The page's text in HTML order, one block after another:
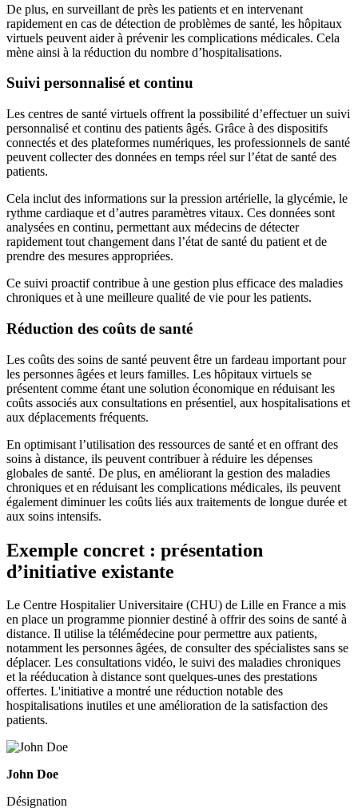
De plus, en surveillant de près les patients et en intervenant
rapidement en cas de détection de problèmes de santé, les hôpitaux
virtuels peuvent aider à prévenir les complications médicales. Cela
mène ainsi à la réduction du nombre d’hospitalisations.
Suivi personnalisé et continu
Les centres de santé virtuels offrent la possibilité d’effectuer un suivi
personnalisé et continu des patients âgés. Grâce à des dispositifs
connectés et des plateformes numériques, les professionnels de santé
peuvent collecter des données en temps réel sur l’état de santé des
patients.
Cela inclut des informations sur la pression artérielle, la glycémie, le
rythme cardiaque et d’autres paramètres vitaux. Ces données sont
analysées en continu, permettant aux médecins de détecter
rapidement tout changement dans l’état de santé du patient et de
prendre des mesures appropriées.
Ce suivi proactif contribue à une gestion plus efficace des maladies
chroniques et à une meilleure qualité de vie pour les patients.
Réduction des coûts de santé
Les coûts des soins de santé peuvent être un fardeau important pour
les personnes âgées et leurs familles. Les hôpitaux virtuels se
présentent comme étant une solution économique en réduisant les
coûts associés aux consultations en présentiel, aux hospitalisations et
aux déplacements fréquents.
En optimisant l’utilisation des ressources de santé et en offrant des
soins à distance, ils peuvent contribuer à réduire les dépenses
globales de santé. De plus, en améliorant la gestion des maladies
chroniques et en réduisant les complications médicales, ils peuvent
également diminuer les coûts liés aux traitements de longue durée et
aux soins intensifs.
Exemple concret : présentation
d’initiative existante
Le Centre Hospitalier Universitaire (CHU) de Lille en France a mis
en place un programme pionnier destiné à offrir des soins de santé à
distance. Il utilise la télémédecine pour permettre aux patients,
notamment les personnes âgées, de consulter des spécialistes sans se
déplacer. Les consultations vidéo, le suivi des maladies chroniques
et la rééducation à distance sont quelques-unes des prestations
offertes. L'initiative a montré une réduction notable des
hospitalisations inutiles et une amélioration de la satisfaction des
patients.
John Doe
Désignation